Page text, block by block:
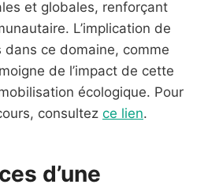
et globales, renforçant
L’implication de
ce domaine, comme
de l’impact de cette
écologique. Pour
consultez ce lien.
d’une